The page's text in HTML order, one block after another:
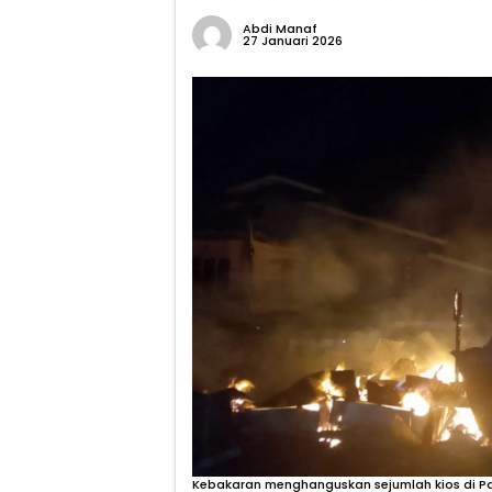
Abdi Manaf
27 Januari 2026
Kebakaran menghanguskan sejumlah kios di